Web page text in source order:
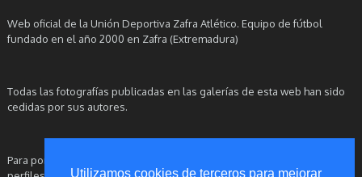
Utilizamos cookies de terceros para mejorar
Web oficial de la Unión Deportiva Zafra Atlético. Equipo de fútbol
fundado en el año 2000 en Zafra (Extremadura)
Todas las fotografías publicadas en las galerías de esta web han sido
cedidas por sus autores.
Para ponerse en contacto con este Club, le rogamos utilice nuestros